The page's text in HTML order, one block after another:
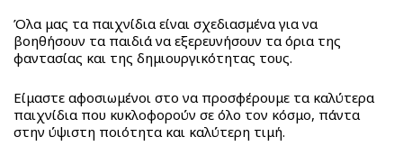
It
Real
Fashion
Sketchbook
Jewelry
Stationery
K-
Pop
Unicones
BACK
Unicones
House
VIDEO
Όλα μας τα παιχνίδια είναι σχεδιασμένα για να
βοηθήσουν τα παιδιά να εξερευνήσουν τα όρια της
φαντασίας και της δημιουργικότητας τους.
Είμαστε αφοσιωμένοι στο να προσφέρουμε τα καλύτερα
παιχνίδια που κυκλοφορούν σε όλο τον κόσμο, πάντα
στην ύψιστη ποιότητα και καλύτερη τιμή.